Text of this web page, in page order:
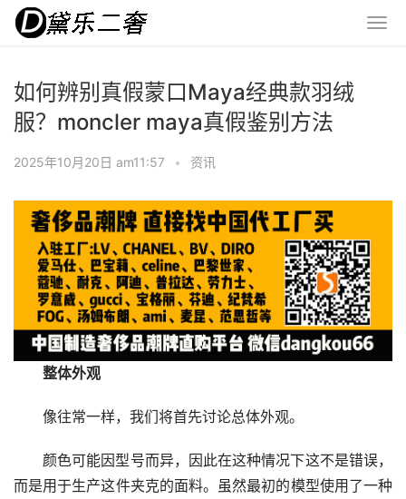
如何辨别真假蒙口Maya经典款羽绒
服？moncler maya真假鉴别方法
2025年10月20日 am11:57 • 资讯
整体外观
像往常一样，我们将首先讨论总体外观。
颜色可能因型号而异，因此在这种情况下这不是错误，
而是用于生产这件夹克的面料。虽然最初的模型使用了一种